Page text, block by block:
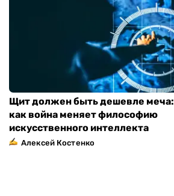
Щит должен быть дешевле меча:
как война меняет философию
искусственного интеллекта
Алексей Костенко